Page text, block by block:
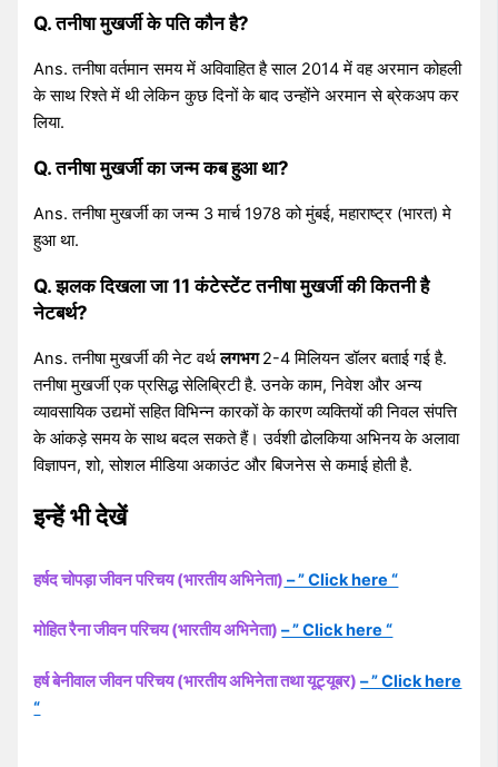
Q. तनीषा मुखर्जी के पति कौन है?
Ans. तनीषा वर्तमान समय में अविवाहित है साल 2014 में वह अरमान कोहली
के साथ रिश्ते में थी लेकिन कुछ दिनों के बाद उन्होंने अरमान से ब्रेकअप कर
लिया.
Q. तनीषा मुखर्जी का जन्म कब हुआ था?
Ans. तनीषा मुखर्जी का जन्म 3 मार्च 1978 को मुंबई, महाराष्ट्र (भारत) मे
हुआ था.
Q. झलक दिखला जा 11 कंटेस्टेंट तनीषा मुखर्जी की कितनी है
नेटबर्थ?
Ans. तनीषा मुखर्जी की नेट वर्थलगभग2-4 मिलियन डॉलर बताई गई है.
तनीषा मुखर्जी एक प्रसिद्ध सेलिब्रिटी है. उनके काम, निवेश और अन्य
व्यावसायिक उद्यमों सहित विभिन्न कारकों के कारण व्यक्तियों की निवल संपत्ति
के आंकड़े समय के साथ बदल सकते हैं। उर्वशी ढोलकिया अभिनय के अलावा
विज्ञापन, शो, सोशल मीडिया अकाउंट और बिजनेस से कमाई होती है.
इन्हें भी देखें
हर्षद चोपड़ा जीवन परिचय (भारतीय अभिनेता) – ” Click here “
मोहित रैना जीवन परिचय (भारतीय अभिनेता)– ” Click here “
हर्ष बेनीवाल जीवन परिचय (भारतीय अभिनेता तथा यूट्यूबर)– ” Click here
“